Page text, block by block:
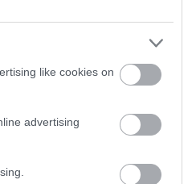
like cookies on
advertising